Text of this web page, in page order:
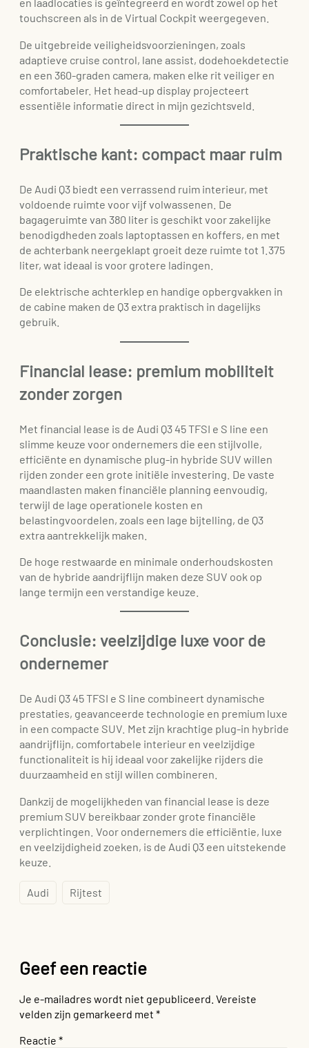
en laadlocaties is geïntegreerd en wordt zowel op het
touchscreen als in de Virtual Cockpit weergegeven.
De uitgebreide veiligheidsvoorzieningen, zoals
adaptieve cruise control, lane assist, dodehoekdetectie
en een 360-graden camera, maken elke rit veiliger en
comfortabeler. Het head-up display projecteert
essentiële informatie direct in mijn gezichtsveld.
Praktische kant: compact maar ruim
De Audi Q3 biedt een verrassend ruim interieur, met
voldoende ruimte voor vijf volwassenen. De
bagageruimte van 380 liter is geschikt voor zakelijke
benodigdheden zoals laptoptassen en koffers, en met
de achterbank neergeklapt groeit deze ruimte tot 1.375
liter, wat ideaal is voor grotere ladingen.
De elektrische achterklep en handige opbergvakken in
de cabine maken de Q3 extra praktisch in dagelijks
gebruik.
Financial lease: premium mobiliteit
zonder zorgen
Met financial lease is de Audi Q3 45 TFSI e S line een
slimme keuze voor ondernemers die een stijlvolle,
efficiënte en dynamische plug-in hybride SUV willen
rijden zonder een grote initiële investering. De vaste
maandlasten maken financiële planning eenvoudig,
terwijl de lage operationele kosten en
belastingvoordelen, zoals een lage bijtelling, de Q3
extra aantrekkelijk maken.
De hoge restwaarde en minimale onderhoudskosten
van de hybride aandrijflijn maken deze SUV ook op
lange termijn een verstandige keuze.
Conclusie: veelzijdige luxe voor de
ondernemer
De Audi Q3 45 TFSI e S line combineert dynamische
prestaties, geavanceerde technologie en premium luxe
in een compacte SUV. Met zijn krachtige plug-in hybride
aandrijflijn, comfortabele interieur en veelzijdige
functionaliteit is hij ideaal voor zakelijke rijders die
duurzaamheid en stijl willen combineren.
Dankzij de mogelijkheden van financial lease is deze
premium SUV bereikbaar zonder grote financiële
verplichtingen. Voor ondernemers die efficiëntie, luxe
en veelzijdigheid zoeken, is de Audi Q3 een uitstekende
keuze.
Audi Rijtest
Geef een reactie
Je e-mailadres wordt niet gepubliceerd. Vereiste
velden zijn gemarkeerd met *
Reactie *